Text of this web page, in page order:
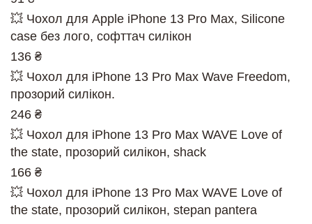
💥 Чохол для Apple iPhone 13 Pro Max, Silicone
case без лого, софттач силікон
136 ₴
💥 Чохол для iPhone 13 Pro Max Wave Freedom,
прозорий силікон.
246 ₴
💥 Чохол для iPhone 13 Pro Max WAVE Love of
the state, прозорий силікон, shack
166 ₴
💥 Чохол для iPhone 13 Pro Max WAVE Love of
the state, прозорий силікон, stepan pantera